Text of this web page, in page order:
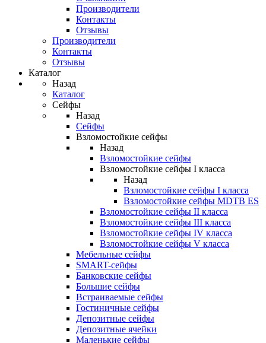
Производители
Контакты
Отзывы
Производители
Контакты
Отзывы
Каталог
Назад
Каталог
Сейфы
Назад
Сейфы
Взломостойкие сейфы
Назад
Взломостойкие сейфы
Взломостойкие сейфы I класса
Назад
Взломостойкие сейфы I класса
Взломостойкие сейфы MDTB ES
Взломостойкие сейфы II класса
Взломостойкие сейфы III класса
Взломостойкие сейфы IV класса
Взломостойкие сейфы V класса
Мебельные сейфы
SMART-сейфы
Банковские сейфы
Большие сейфы
Встраиваемые сейфы
Гостиничные сейфы
Депозитные сейфы
Депозитные ячейки
Маленькие сейфы